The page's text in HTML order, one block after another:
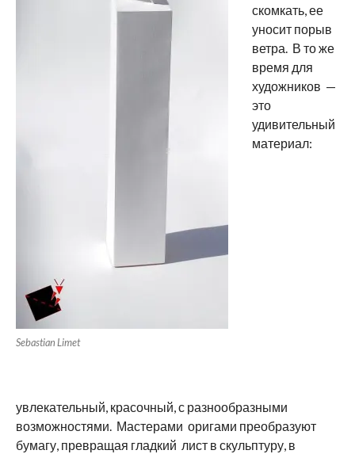
Sebastian Limet
скомкать, ее
уносит порыв
ветра. В то же
время для
художников —
это
удивительный
материал:
увлекательный, красочный, с разнообразными
возможностями. Мастерами оригами преобразуют
бумагу, превращая гладкий лист в скульптуру, в